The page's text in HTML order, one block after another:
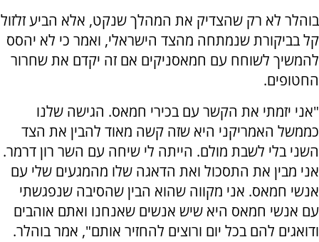
בוהלר לא רק שהצדיק את המהלך שנקט, אלא הביע זלזול
קל בביקורת שנמתחה מהצד הישראלי, ואמר כי לא יהסס
להמשיך לשוחח עם חמאסניקים אם זה יקדם את שחרור
החטופים.
"אני יזמתי את הקשר עם בכירי חמאס. הגישה שלנו
כממשל האמריקני היא שזה קשה מאוד להבין את הצד
השני בלי לשבת מולם. הייתה לי שיחה עם השר רון דרמר.
אני מבין את התסכול ואת הדאגה שלו מהמגעים שלי עם
אנשי חמאס. אני מקווה שהוא הבין שהסיבה שנפגשתי
עם אנשי חמאס היא שיש אנשים שאנחנו ואתם אוהבים
ודואגים להם בכל יום ורוצים להחזיר אותם", אמר בוהלר.